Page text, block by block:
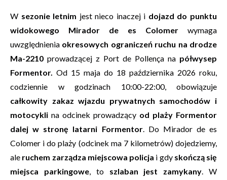
W sezonie letnim jest nieco inaczej i dojazd do punktu
widokowego Mirador de es Colomer wymaga
uwzględnienia okresowych ograniczeń ruchu na drodze
Ma-2210 prowadzącej z Port de Pollença na półwysep
Formentor. Od 15 maja do 18 października 2026 roku,
codziennie w godzinach 10:00-22:00, obowiązuje
całkowity zakaz wjazdu prywatnych samochodów i
motocykli na odcinek prowadzący od plaży Formentor
dalej w stronę latarni Formentor. Do Mirador de es
Colomer i do plaży (odcinek ma 7 kilometrów) dojedziemy,
ale ruchem zarządza miejscowa policja i gdy skończą się
miejsca parkingowe, to szlaban jest zamykany. W